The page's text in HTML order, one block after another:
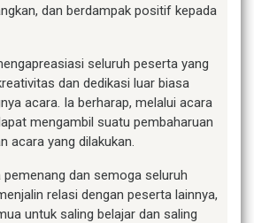
dan berdampak positif kepada
seluruh peserta yang
dan dedikasi luar biasa
acara. Ia berharap, melalui acara
mengambil suatu pembaharuan
acara yang dilakukan.
pemenang dan semoga seluruh
relasi dengan peserta lainnya,
untuk saling belajar dan saling